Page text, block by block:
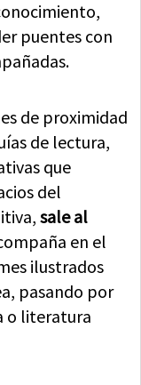
puentes con
de proximidad
de lectura,
que
del
sale al
en el
ilustrados
pasando por
o literatura